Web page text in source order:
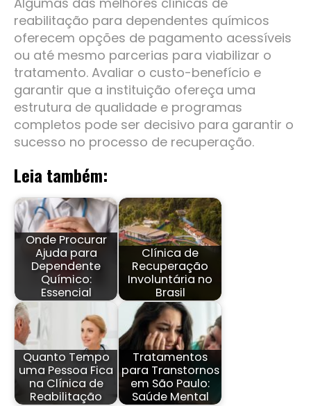
reabilitação para dependentes químicos
oferecem opções de pagamento acessíveis
ou até mesmo parcerias para viabilizar o
tratamento. Avaliar o custo-benefício e
garantir que a instituição ofereça uma
estrutura de qualidade e programas
completos pode ser decisivo para garantir o
sucesso no processo de recuperação.
Leia também:
Onde Procurar
Ajuda para
Dependente
Químico:
Essencial
Clínica de
Recuperação
Involuntária no
Brasil
Quanto Tempo
uma Pessoa Fica
na Clínica de
Reabilitação
Tratamentos
para Transtornos
em São Paulo:
Saúde Mental